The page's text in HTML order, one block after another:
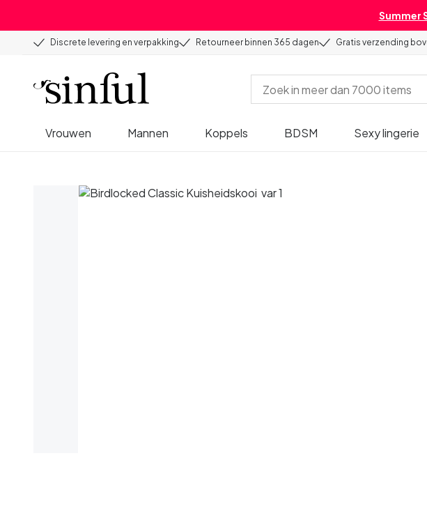
Summer
Discrete levering en verpakking Retourneer binnen 365 dagen Gratis verzending
Vrouwen Mannen Koppels BDSM Sexy lingerie